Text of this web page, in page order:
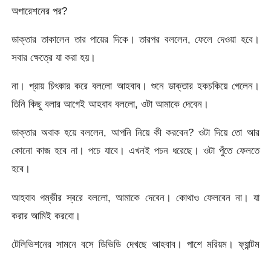
অপারেশনের পর?
ডাক্তার তাকালেন তার পায়ের দিকে। তারপর বললেন, ফেলে দেওয়া হবে।
সবার ক্ষেত্রে যা করা হয়।
না। প্রায় চিৎকার করে বললো আহবাব। শুনে ডাক্তার হকচকিয়ে গেলেন।
তিনি কিছু বলার আগেই আহবাব বললো, ওটা আমাকে দেবেন।
ডাক্তার অবাক হয়ে বললেন, আপনি নিয়ে কী করবেন? ওটা দিয়ে তো আর
কোনো কাজ হবে না। পচে যাবে। এখনই পচন ধরেছে। ওটা পুঁতে ফেলতে
হবে।
আহবাব গম্ভীর স্বরে বললো, আমাকে দেবেন। কোথাও ফেলবেন না। যা
করার আমিই করবো।
টেলিভিশনের সামনে বসে ডিভিডি দেখছে আহবাব। পাশে মরিয়ম। ফ্যান্টম